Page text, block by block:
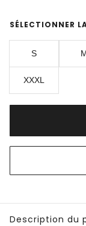
SÉLECTIONNER
S
XXXL
Description du